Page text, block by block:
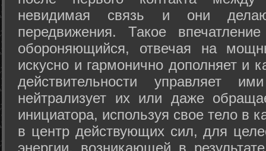
невидимая связь и они
передвижения. Такое
обороняющийся, отвечая на
искусно и гармонично дополняет и
действительности управляет
нейтрализует их или даже
инициатора, используя свое тело в
в центр действующих сил, для
энергии, возникающей в